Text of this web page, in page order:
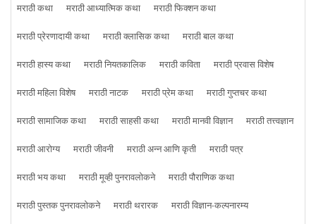
मराठी कथा मराठी आध्यात्मिक कथा
मराठी फिक्शन कथा
मराठी प्रेरणादायी कथा
मराठी क्लासिक कथा
मराठी बाल कथा
मराठी हास्य कथा
मराठी नियतकालिक मराठी कविता
मराठी प्रवास विशेष
मराठी महिला विशेष
मराठी नाटक मराठी प्रेम कथा
मराठी गुप्तचर कथा
मराठी सामाजिक कथा
मराठी साहसी कथा मराठी मानवी विज्ञान
मराठी तत्त्वज्ञान
मराठी आरोग्य
मराठी जीवनी मराठी अन्न आणि कृती
मराठी पत्र
मराठी भय कथा
मराठी मूव्ही पुनरावलोकने
मराठी पौराणिक कथा
मराठी पुस्तक पुनरावलोकने
मराठी थरारक
मराठी विज्ञान-कल्पनारम्य